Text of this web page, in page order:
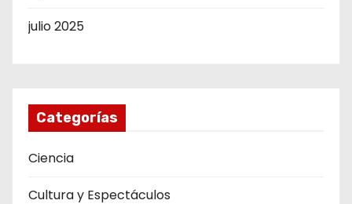
julio 2025
Categorías
Ciencia
Cultura y Espectáculos